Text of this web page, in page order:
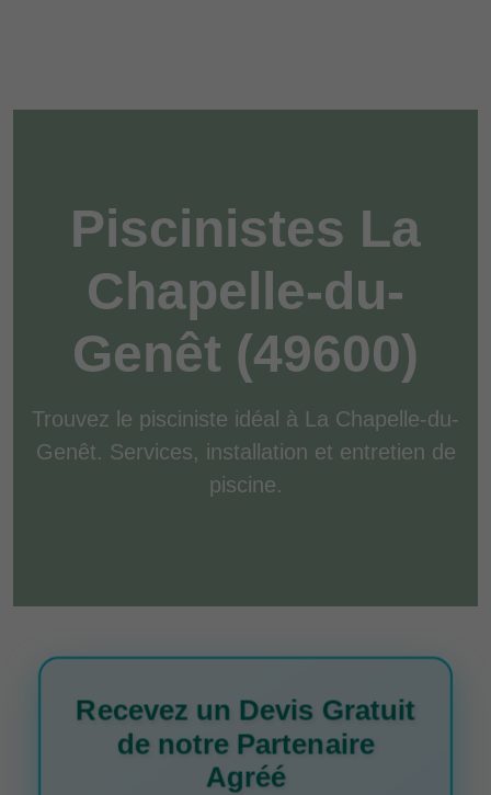
Piscinistes La
Chapelle-du-
Genêt (49600)
Trouvez le pisciniste idéal à La Chapelle-du-
Genêt. Services, installation et entretien de
piscine.
Recevez un Devis Gratuit
de notre Partenaire
Agréé